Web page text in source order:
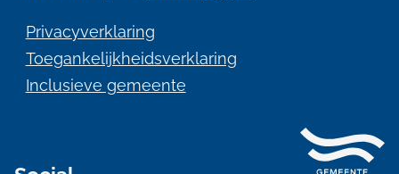
Privacyverklaring
Toegankelijkheidsverklaring
Inclusieve gemeente